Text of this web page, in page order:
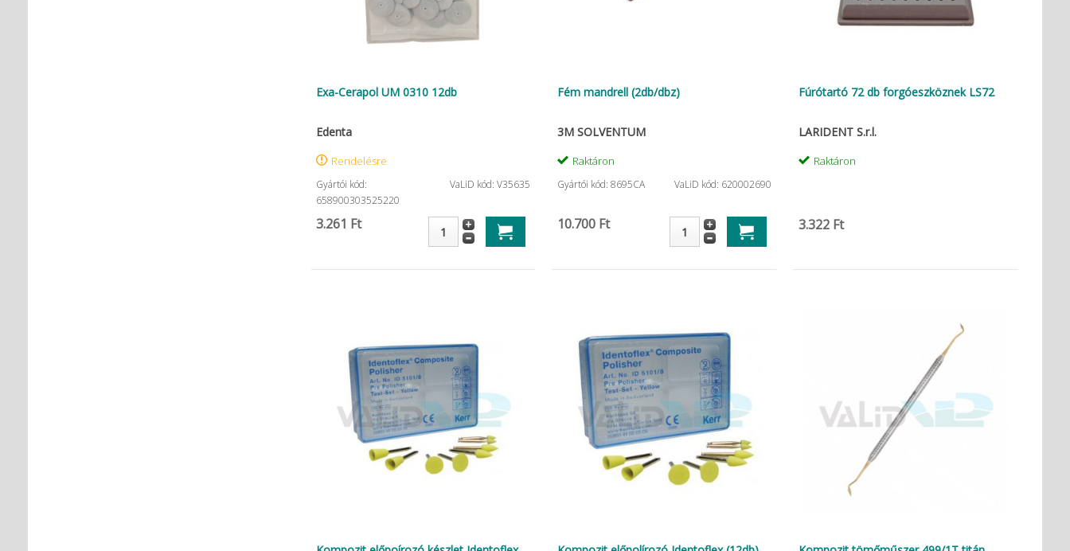
Exa-Cerapol UM 0310 12db
Edenta
Rendelésre
Gyártói kód:
658900303525220
VaLiD kód: V35635
3.261 Ft
Fém mandrell (2db/dbz)
3M SOLVENTUM
Raktáron
Gyártói kód: 8695CA VaLiD kód: 620002690
10.700 Ft
Fúrótartó 72 db forgóeszköznek LS72
LARIDENT S.r.l.
Raktáron
3.322 Ft